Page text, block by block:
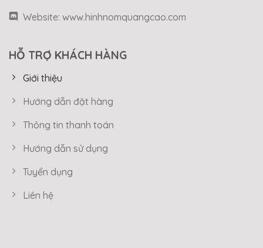
Website: www.hinhnomquangcao.com
HỖ TRỢ KHÁCH HÀNG
Giới thiệu
Hướng dẫn đặt hàng
Thông tin thanh toán
Hướng dẫn sử dụng
Tuyển dụng
Liên hệ